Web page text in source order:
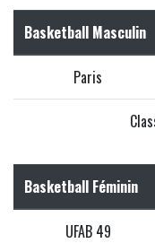
Basketball Masculin
Paris
Basketball Féminin
UFAB 49